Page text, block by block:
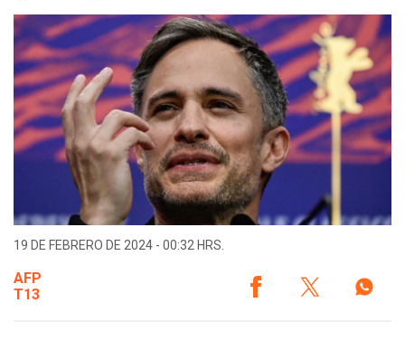
19 DE FEBRERO DE 2024 - 00:32 HRS.
AFP
T13